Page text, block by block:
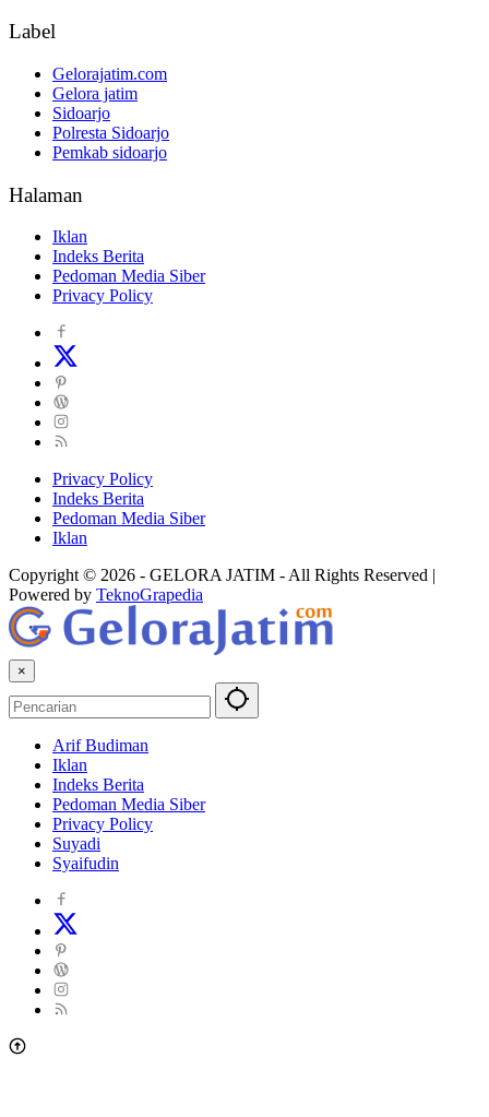
Label
Gelorajatim.com
Gelora jatim
Sidoarjo
Polresta Sidoarjo
Pemkab sidoarjo
Halaman
Iklan
Indeks Berita
Pedoman Media Siber
Privacy Policy
Privacy Policy
Indeks Berita
Pedoman Media Siber
Iklan
Copyright © 2026 - GELORA JATIM - All Rights Reserved |
Powered by TeknoGrapedia
×
Arif Budiman
Iklan
Indeks Berita
Pedoman Media Siber
Privacy Policy
Suyadi
Syaifudin